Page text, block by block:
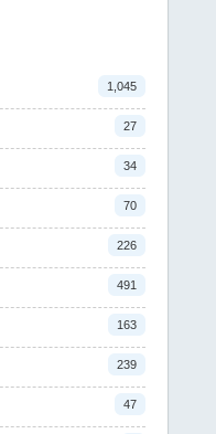
1,045
27
34
70
226
491
163
239
47